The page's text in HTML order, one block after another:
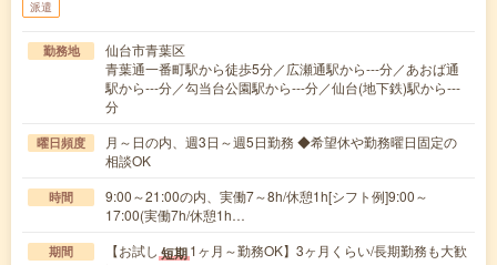
派遣
勤務地
仙台市青葉区
青葉通一番町駅から徒歩5分／広瀬通駅から---分／あおば通
駅から---分／勾当台公園駅から---分／仙台(地下鉄)駅から---
分
曜日頻度
月～日の内、週3日～週5日勤務 ◆希望休や勤務曜日固定の
相談OK
時間
9:00～21:00の内、実働7～8h/休憩1h[シフト例]9:00～
17:00(実働7h/休憩1h…
期間 【お試し 短期1ヶ月～勤務OK】3ヶ月くらい/長期勤務も大歓